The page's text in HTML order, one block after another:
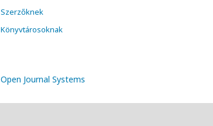
Szerzőknek
Könyvtárosoknak
Open Journal Systems